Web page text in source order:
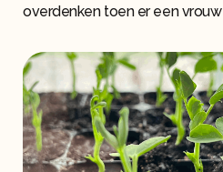
overdenken toen er een vrouw